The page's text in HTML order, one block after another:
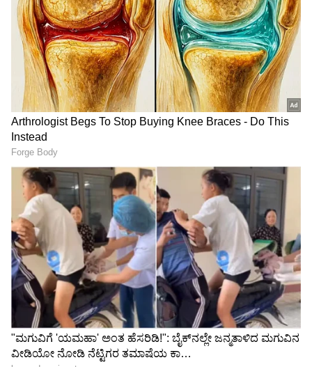
ಸಿಎಂ ವಿಜಯ್ ಡಿವೋರ್ಸ್
ಕೇಸ್‌ಗೆ ಬಿಗ್ ಟ್ವಿಸ್ಟ್, ಪತ್ನಿ ಸಂಗೀತಾ
ಅನಿರೀಕ್ಷಿತ ನಡೆ, ಪ್ರಕರಣ ಕ್ಲೋಸ್!
ಭಾರತ ವಿಶ್ವದ AI ಬಳಕೆಯ
'SSLC ಮಾರ್ಕ್ಸ್‌ ಕಾರ್ಡ್‌ ಕೂಡ
ಕೊಡಬೇಕಾ...?' ಬೆಂಗಳೂರಿನಲ್ಲಿ
ಮನೆ ಓನರ್ ಪ್ರಶ್ನೆ ಕೇಳಿ
ಬಾಡಿಗೆದಾರ ಕಂಗಾಲು
ಉಪವಾಸ ಸತ್ಯಾಗ್ರಹದ ವೇಳೆ
ಕದ್ದುಮುಚ್ಚಿ ಆಹಾರ ಸೇವಿಸಿದ್ರೆ
ಏನು ಶಿಕ್ಷೆ?
LATEST VIDEOS